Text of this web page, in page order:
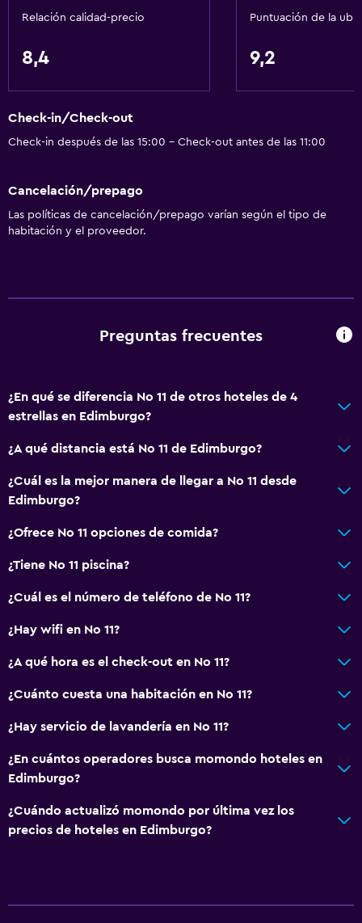
Relación calidad-precio
8,4
Puntuación de la
9,2
Check-in/Check-out
Check-in después de las 15:00 - Check-out antes de las 11:00
Cancelación/prepago
Las políticas de cancelación/prepago varían según el tipo de
habitación y el proveedor.
Preguntas frecuentes
¿En qué se diferencia No 11 de otros hoteles de 4
estrellas en Edimburgo?
¿A qué distancia está No 11 de Edimburgo?
¿Cuál es la mejor manera de llegar a No 11 desde
Edimburgo?
¿Ofrece No 11 opciones de comida?
¿Tiene No 11 piscina?
¿Cuál es el número de teléfono de No 11?
¿Hay wifi en No 11?
¿A qué hora es el check-out en No 11?
¿Cuánto cuesta una habitación en No 11?
¿Hay servicio de lavandería en No 11?
¿En cuántos operadores busca momondo hoteles en
Edimburgo?
¿Cuándo actualizó momondo por última vez los
precios de hoteles en Edimburgo?